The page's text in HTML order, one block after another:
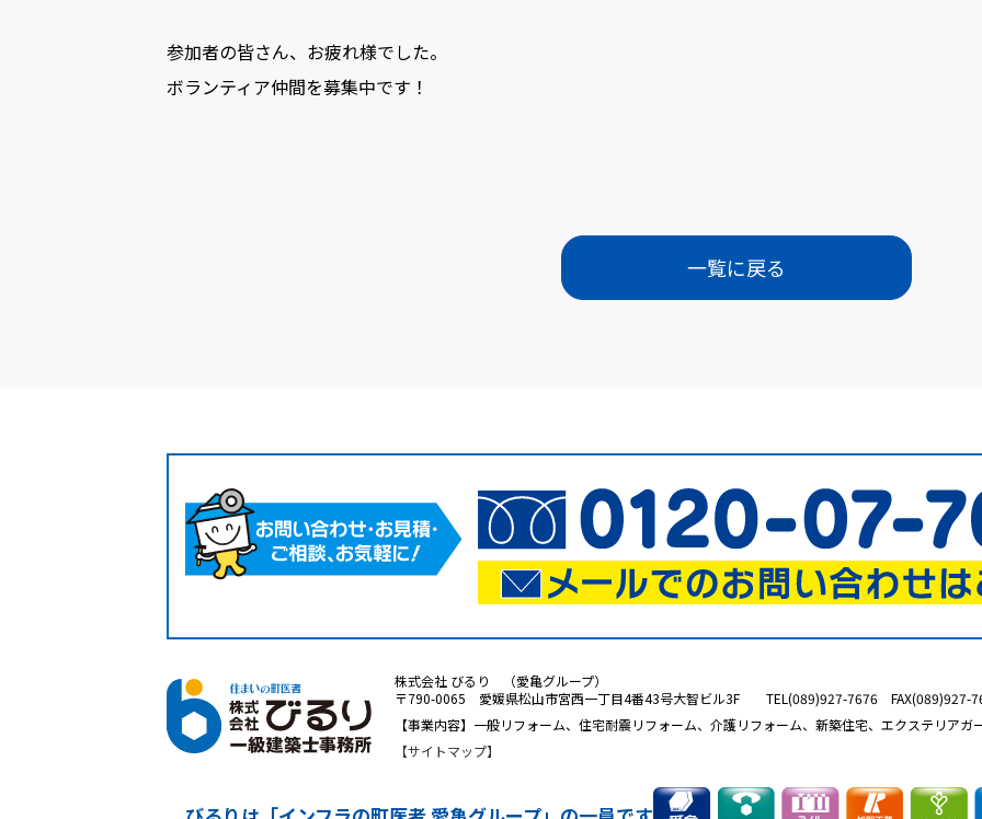
参加者の皆さん、お疲れ様でした。
ボランティア仲間を募集中です！
一覧に戻る
株式会社 びるり （愛亀グループ）
〒790-0065 愛媛県松山市宮西一丁目4番43号大智ビル3F TEL(089)927-7676 FAX(089)927-
【事業内容】一般リフォーム、住宅耐震リフォーム、介護リフォーム、新築住宅、エクステリア
サイトマップ